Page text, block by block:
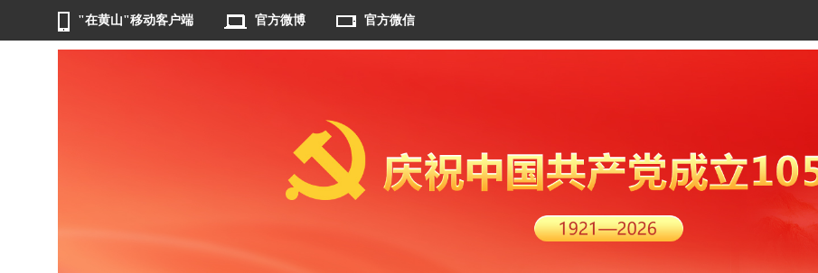
"在黄山"移动客户端 官方微博 官方微信